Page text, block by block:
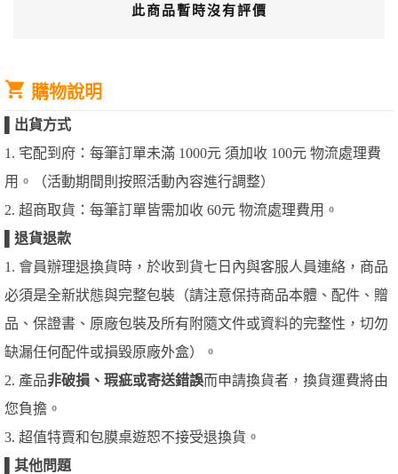
此商品暫時沒有評價
購物說明
出貨方式
1. 宅配到府：每筆訂單未滿 1000元 須加收 100元 物流處理費
用。（活動期間則按照活動內容進行調整）
2. 超商取貨：每筆訂單皆需加收 60元 物流處理費用。
退貨退款
1. 會員辦理退換貨時，於收到貨七日內與客服人員連絡，商品
必須是全新狀態與完整包裝（請注意保持商品本體、配件、贈
品、保證書、原廠包裝及所有附隨文件或資料的完整性，切勿
缺漏任何配件或損毀原廠外盒）。
2. 產品非破損、瑕疵或寄送錯誤而申請換貨者，換貨運費將由
您負擔。
3. 超值特賣和包膜桌遊恕不接受退換貨。
其他問題